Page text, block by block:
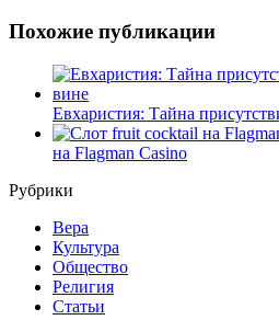
Похожие публикации
Евхаристия: Тайна
на Flagman Casino
Рубрики
Вера
Культура
Общество
Религия
Статьи